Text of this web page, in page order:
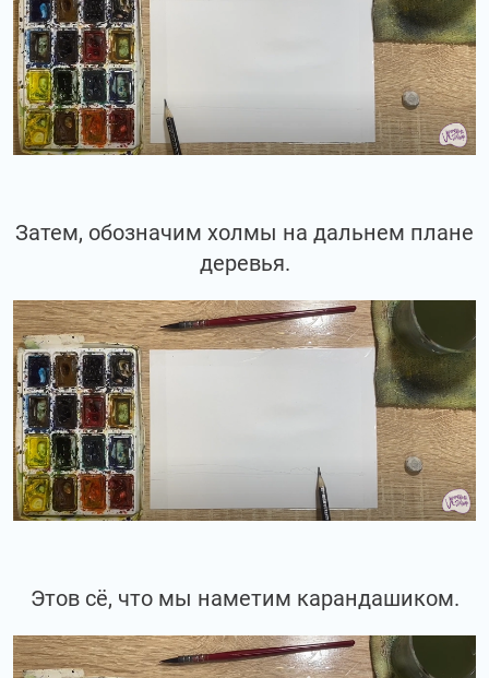
Затем, обозначим холмы на дальнем плане
деревья.
Этов сё, что мы наметим карандашиком.